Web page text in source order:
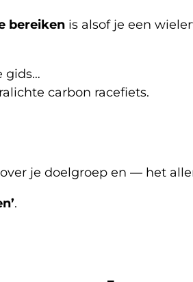
bereiken is alsof je een
gids…
carbon racefiets.
je doelgroep en — het
.